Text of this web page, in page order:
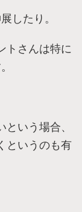
したり。
トさんは特に
いう場合、
というのも有